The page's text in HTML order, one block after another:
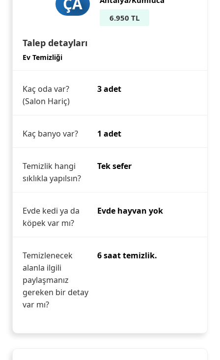
6.950 TL
Talep detayları
Ev Temizliği
Kaç oda var?
(Salon Hariç)
3 adet
Kaç banyo var? 1 adet
Temizlik hangi
sıklıkla yapılsın?
Tek sefer
Evde kedi ya da
köpek var mı?
Evde hayvan yok
Temizlenecek
alanla ilgili
paylaşmanız
gereken bir detay
var mı?
6 saat temizlik.